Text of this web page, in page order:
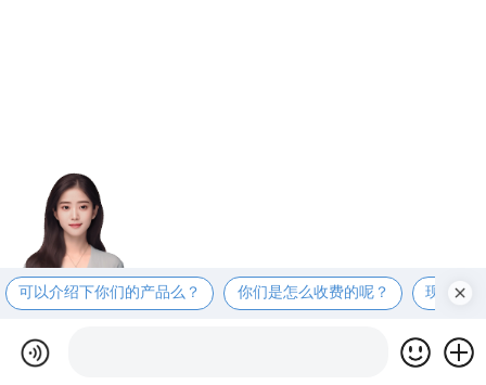
可以介绍下你们的产品么？ 你们是怎么收费的呢？ 现在有